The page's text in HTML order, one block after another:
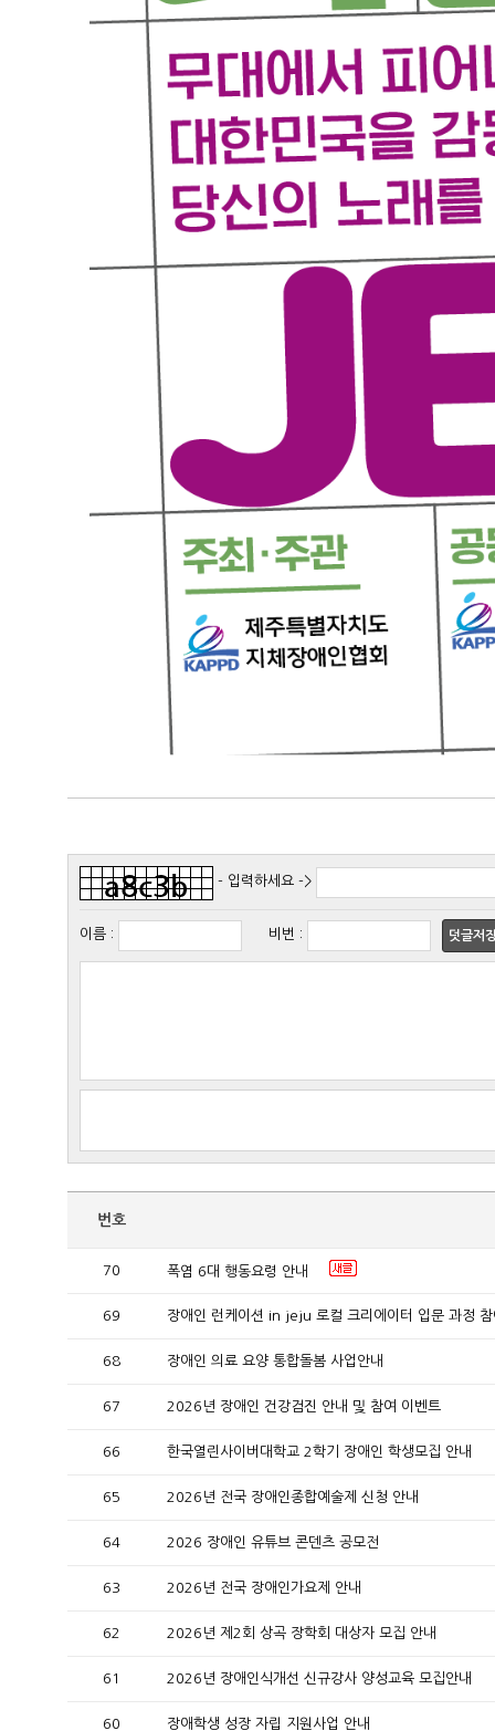
- 입력하세요 ->
이름: 비번 : 덧글저
번호
70 폭염 6대 행동요령 안내
69 장애인 런케이션 in jeju 로컬 크리에이터 입문 과정 참
68 장애인 의료 요양 통합돌봄 사업안내
67 2026년 장애인 건강검진 안내 및 참여 이벤트
66 한국열린사이버대학교 2학기 장애인 학생모집 안내
65 2026년 전국 장애인종합예술제 신청 안내
64 2026 장애인 유튜브 콘덴츠 공모전
63 2026년 전국 장애인가요제 안내
62 2026년 제2회 상곡 장학회 대상자 모집 안내
61 2026년 장애인식개선 신규강사 양성교육 모집안내
60 장애학생 성장 자립 지원사업 안내